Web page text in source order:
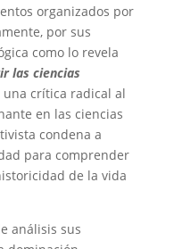
organizados por
por sus
como lo revela
las ciencias
una crítica radical al
en las ciencias
condena a
para comprender
de la vida
análisis sus